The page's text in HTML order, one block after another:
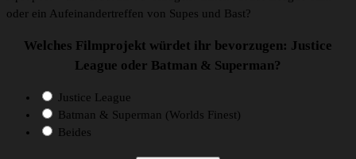
oder ein Aufeinandertreffen von Supes und Bast?
Welches Filmprojekt würdet ihr bevorzugen: Justice
League oder Batman & Superman?
Justice League
Batman & Superman (Worlds Finest)
Beides